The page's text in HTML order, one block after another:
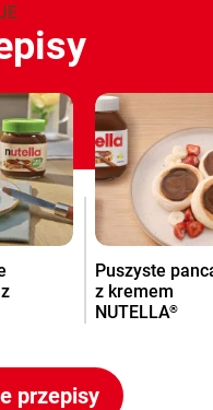
Puszyste
z kremem
NUTELLA®
przepisy